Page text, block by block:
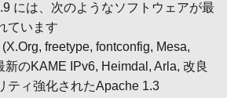
には、次のようなソフトウェアが最
ています
freetype, fontconfig, Mesa,
新のKAME IPv6, Heimdal, Arla, 改良
ティ強化されたApache 1.3